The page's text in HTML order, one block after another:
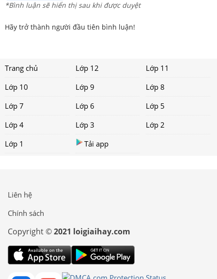
*Bình luận sẽ hiển thị sau khi được duyệt
Hãy trở thành người đầu tiên bình luận!
Trang chủ Lớp 12
Lớp 11
Lớp 10
Lớp 9
Lớp 8
Lớp 7
Lớp 6
Lớp 5
Lớp 4
Lớp 3
Lớp 2
Lớp 1
Tải app
Liên hệ
Chính sách
Copyright ©2021 loigiaihay.com